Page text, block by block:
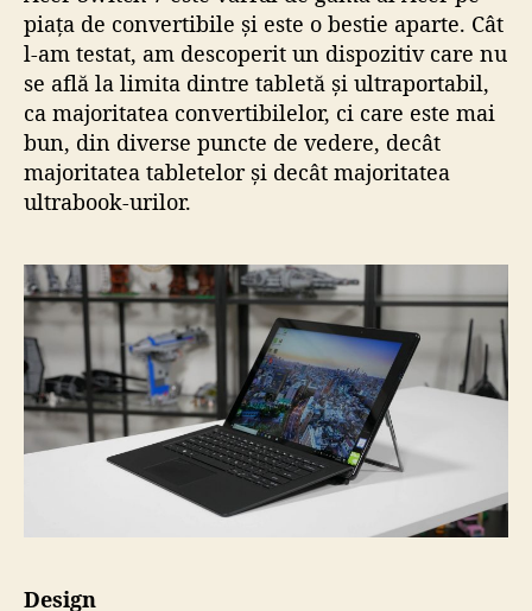
piața de convertibile și este o bestie aparte. Cât
l-am testat, am descoperit un dispozitiv care nu
se află la limita dintre tabletă și ultraportabil,
ca majoritatea convertibilelor, ci care este mai
bun, din diverse puncte de vedere, decât
majoritatea tabletelor și decât majoritatea
ultrabook-urilor.
Design